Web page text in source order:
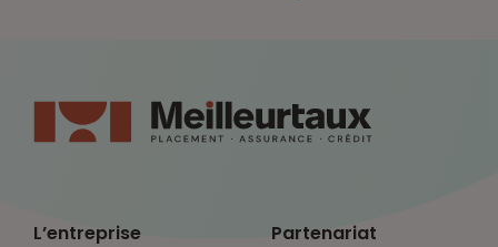
L’entreprise Partenariat